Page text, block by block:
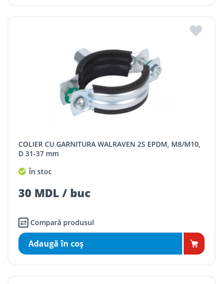
COLIER CU GARNITURA WALRAVEN 2S EPDM, M8/M10,
D 31-37 mm
În stoc
30 MDL / buc
Compară produsul
Adaugă în coş